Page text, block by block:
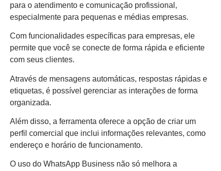
para o atendimento e comunicação profissional,
especialmente para pequenas e médias empresas.
Com funcionalidades específicas para empresas, ele
permite que você se conecte de forma rápida e eficiente
com seus clientes.
Através de mensagens automáticas, respostas rápidas e
etiquetas, é possível gerenciar as interações de forma
organizada.
Além disso, a ferramenta oferece a opção de criar um
perfil comercial que inclui informações relevantes, como
endereço e horário de funcionamento.
O uso do WhatsApp Business não só melhora a